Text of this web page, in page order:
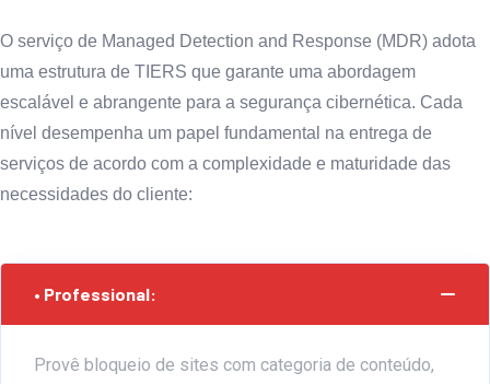
O serviço de Managed Detection and Response (MDR) adota
uma estrutura de TIERS que garante uma abordagem
escalável e abrangente para a segurança cibernética. Cada
nível desempenha um papel fundamental na entrega de
serviços de acordo com a complexidade e maturidade das
necessidades do cliente:
• Professional:
Provê bloqueio de sites com categoria de conteúdo,